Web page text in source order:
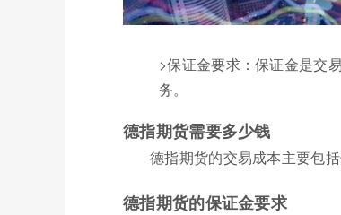
>保证金要求：保证金是交
务。
德指期货需要多少钱
德指期货的交易成本主要包
德指期货的保证金要求